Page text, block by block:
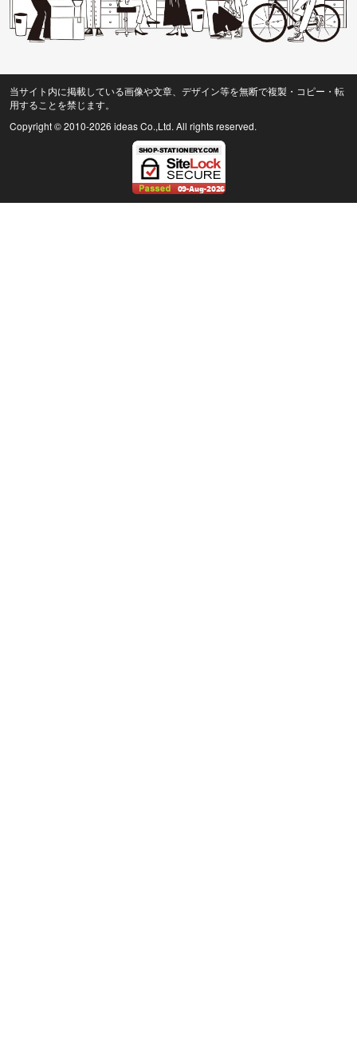
当サイト内に掲載している画像や文章、デザイン等を無断で複製・コピー・転
用することを禁じます。
Copyright © 2010-2026 ideas Co.,Ltd. All rights reserved.